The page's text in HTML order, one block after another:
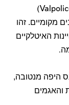
מקומיים. זהו
האיטלקיים
.
היפה מנטובה,
והאגמים